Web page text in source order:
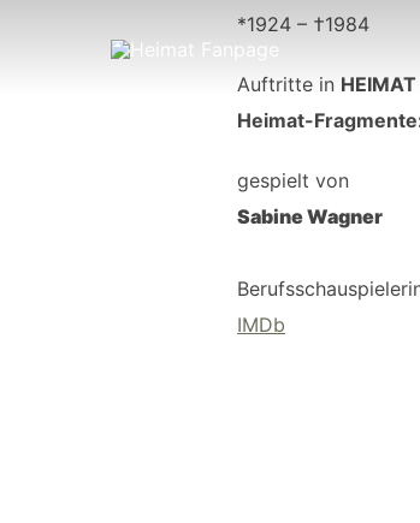
*1924 – †1984
Auftritte in HEIMAT
Heimat-
gespielt von
Sabine Wagner
IMDb